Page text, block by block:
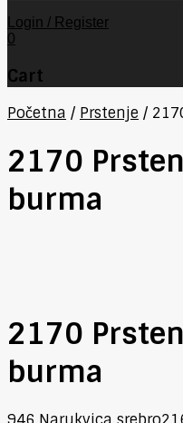
Login / Register
0
Cart
Početna / Prstenje /
2170
burma
2170
burma